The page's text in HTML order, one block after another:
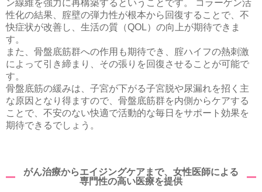
ン線維を強力に再構築するということです。 コラーゲン活
性化の結果、腟壁の弾力性が根本から回復することで、不
快症状が改善し、生活の質（QOL）の向上が期待できま
す。
また、骨盤底筋群への作用も期待でき、腟ハイフの熱刺激
によって引き締まり、その張りを回復させることが可能で
す。
骨盤底筋の緩みは、子宮が下がる子宮脱や尿漏れを招く主
な原因となり得ますので、骨盤底筋群を内側からケアする
ことで、不安のない快適で活動的な毎日をサポート効果を
期待できるでしょう。
がん治療からエイジングケアまで、女性医師による
専門性の高い医療を提供